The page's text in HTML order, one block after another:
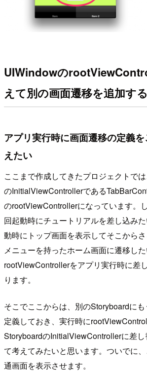
UIWindowの
えて別の画面遷移を追加する
アプリ実行時に画面遷移の定義
えたい
ここまで作成してきたプロジェクトで
のInitialViewControllerである
のrootViewControllerになっています。
回起動時にチュートリアルを差し込み
動時にトップ画面を表示してそこから
メニューを持ったホーム画面に遷移した
rootViewControllerをアプリ実行時に差
ります。
そこでここからは、別のStoryboardに
定義しておき、実行時に
StoryboardのInitialViewControllerに差
て考えてみたいと思います。ついでに
通画面を表示させます。